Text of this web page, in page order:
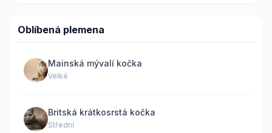
Oblíbená plemena
Mainská mývalí kočka
Velké
Britská krátkosrstá kočka
Střední